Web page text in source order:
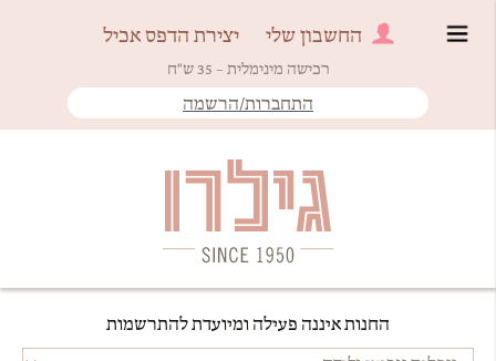
החשבון שלי יצירת הדפס אכיל
רכישה מינימלית – 35 ש"ח
התחברות/הרשמה
גילרו
Since 1950
החנות איננה פעילה ומיועדת להתרשמות